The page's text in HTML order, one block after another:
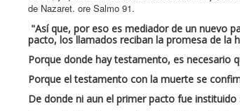
de Nazaret. ore Salmo 91.
"Así que, por eso es mediador de un nuevo
pacto, los llamados reciban la promesa de la
Porque donde hay testamento, es necesario
Porque el testamento con la muerte se
De donde ni aun el primer pacto fue instituido